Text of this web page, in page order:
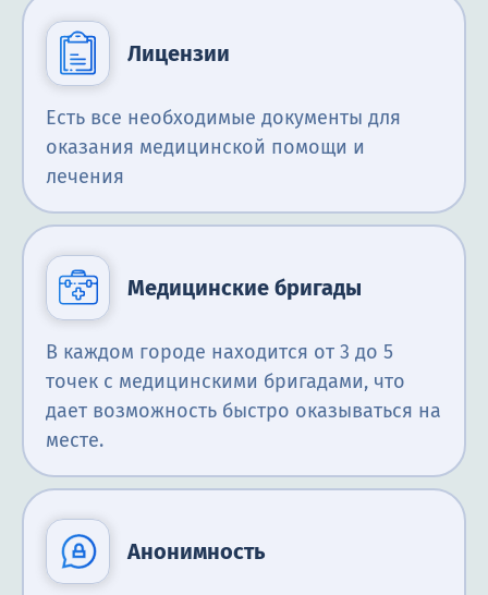
Лицензии
Есть все необходимые документы для
оказания медицинской помощи и
лечения
Медицинские бригады
В каждом городе находится от 3 до 5
точек с медицинскими бригадами, что
дает возможность быстро оказываться на
месте.
Анонимность